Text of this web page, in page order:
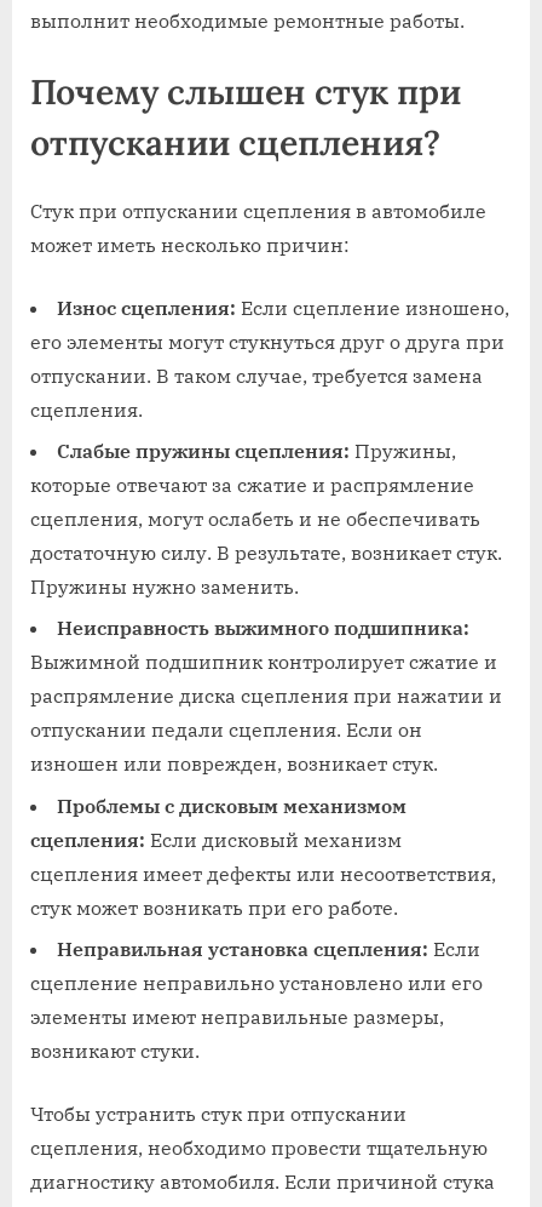
выполнит необходимые ремонтные работы.
Почему слышен стук при
отпускании сцепления?
Стук при отпускании сцепления в автомобиле
может иметь несколько причин:
Износ сцепления: Если сцепление изношено,
его элементы могут стукнуться друг о друга при
отпускании. В таком случае, требуется замена
сцепления.
Слабые пружины сцепления: Пружины,
которые отвечают за сжатие и распрямление
сцепления, могут ослабеть и не обеспечивать
достаточную силу. В результате, возникает стук.
Пружины нужно заменить.
Неисправность выжимного подшипника:
Выжимной подшипник контролирует сжатие и
распрямление диска сцепления при нажатии и
отпускании педали сцепления. Если он
изношен или поврежден, возникает стук.
Проблемы с дисковым механизмом
сцепления: Если дисковый механизм
сцепления имеет дефекты или несоответствия,
стук может возникать при его работе.
Неправильная установка сцепления: Если
сцепление неправильно установлено или его
элементы имеют неправильные размеры,
возникают стуки.
Чтобы устранить стук при отпускании
сцепления, необходимо провести тщательную
диагностику автомобиля. Если причиной стука